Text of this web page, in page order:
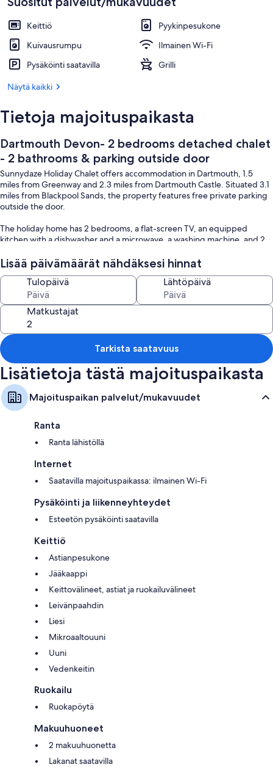
Huvivenesatama
Keittiö
Pyykinpesukone
Kuivausrumpu
Ilmainen Wi-Fi
Pysäköinti saatavilla
Grilli
Näytä kaikki
Tietoja majoituspaikasta
Dartmouth Devon- 2 bedrooms detached chalet
- 2 bathrooms & parking outside door
Sunnydaze Holiday Chalet offers accommodation in Dartmouth, 1.5
miles from Greenway and 2.3 miles from Dartmouth Castle. Situated 3.1
miles from Blackpool Sands, the property features free private parking
outside the door.
The holiday home has 2 bedrooms, a flat-screen TV, an equipped
kitchen with a dishwasher and a microwave, a washing machine, and 2
bedroom.
Please note that electricity is not included in the price when booked. It
is operated by a coin meter and takes £1 or £2 coins.
Unlimited 4G WiFi available
The nearest airport is Exeter International Airport, 36.7 miles from the
holiday home.
Lisää päivämäärät nähdäksesi hinnat
Tulopäivä Lähtöpäivä
Matkustajat
Tarkista saatavuus
Lisätietoja tästä majoituspaikasta
Majoituspaikan palvelut/mukavuudet
Ranta
Ranta lähistöllä
Internet
Saatavilla majoituspaikassa: ilmainen Wi-Fi
Pysäköinti ja liikenneyhteydet
Esteetön pysäköinti saatavilla
Keittiö
Astianpesukone
Jääkaappi
Keittovälineet, astiat ja ruokailuvälineet
Leivänpaahdin
Liesi
Mikroaaltouuni
Uuni
Vedenkeitin
Ruokailu
Ruokapöytä
Makuuhuoneet
2 makuuhuonetta
Lakanat saatavilla